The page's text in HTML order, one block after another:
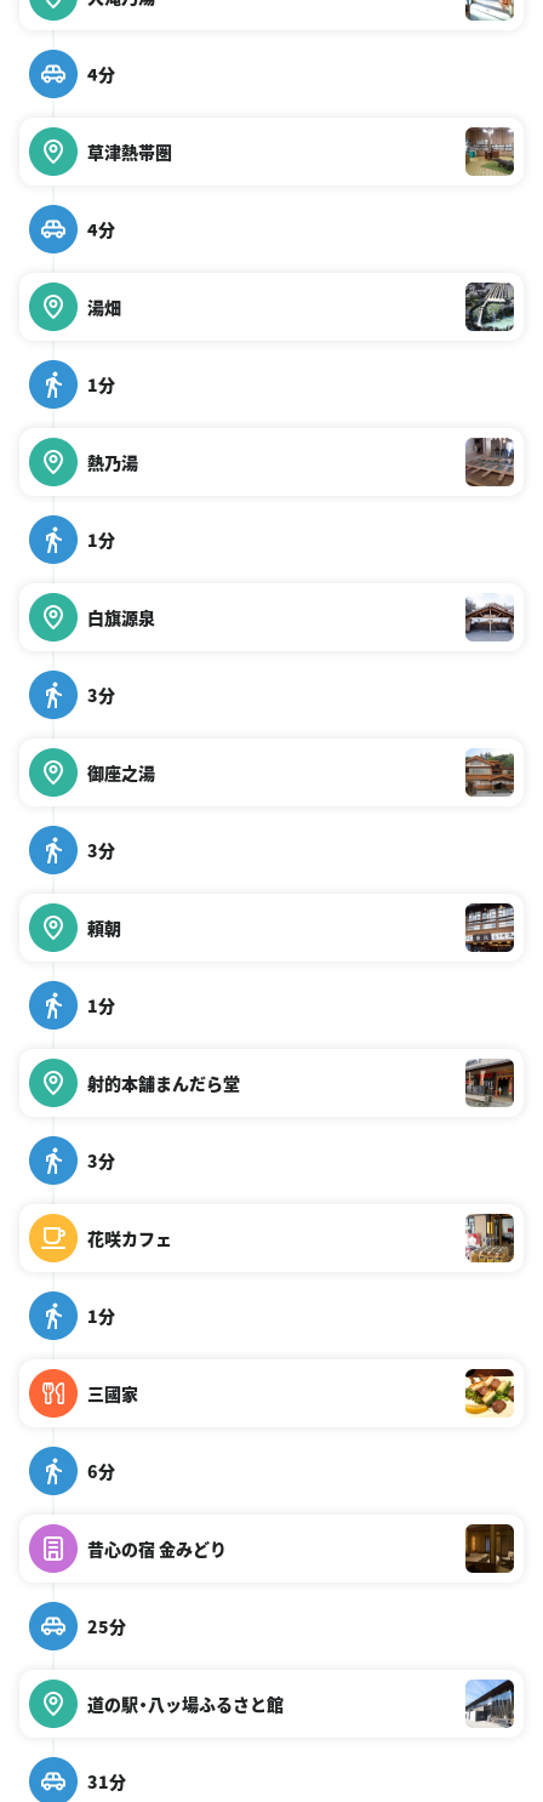
4分
草津熱帯圏
4分
湯畑
1分
熱乃湯
1分
白旗源泉
3分
御座之湯
3分
頼朝
1分
射的本舗まんだら堂
3分
花咲カフェ
1分
三國家
6分
昔心の宿 金みどり
25分
道の駅・八ッ場ふるさと館
31分